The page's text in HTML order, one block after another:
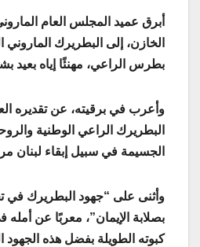
أبرق عميد المجلس العام
الخازن، إلى البطريرك الماروني
بطرس الراعي، مهنئًا إياه بعيد
وأعرب في برقيته، عن تقديره
البطريرك الراعي الوطنية
الجسيمة في سبيل إبقاء لبنان
وأثنى على “جهود البطريرك
بصلابة الإيمان”، معربًا عن
كبوته الطويلة بفضل هذه الجهود